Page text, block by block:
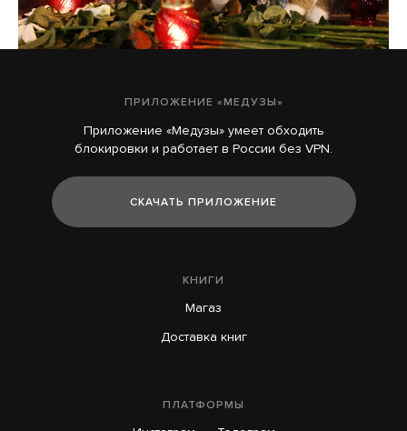
О погибших при падении украинского
известно крайне мало. Вот что удалось
узнать о жертвах за три дня
ПРИЛОЖЕНИЕ «МЕДУЗЫ»
Приложение «Медузы» умеет обходить
блокировки и работает в России без VPN.
СКАЧАТЬ ПРИЛОЖЕНИЕ
КНИГИ
Магаз
Доставка книг
ПЛАТФОРМЫ